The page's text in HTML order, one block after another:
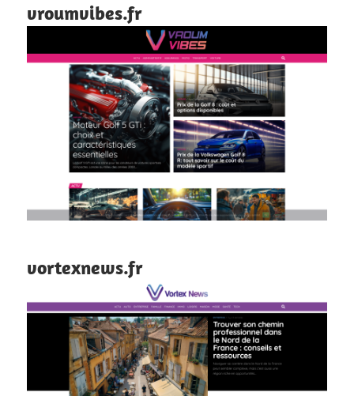
vroumvibes.fr
vortexnews.fr